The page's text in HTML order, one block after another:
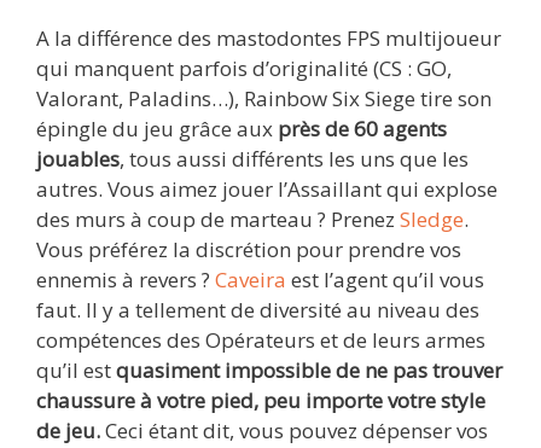
A la différence des mastodontes FPS multijoueur
qui manquent parfois d’originalité (CS : GO,
Valorant, Paladins…), Rainbow Six Siege tire son
épingle du jeu grâce aux près de 60 agents
jouables, tous aussi différents les uns que les
autres. Vous aimez jouer l’Assaillant qui explose
des murs à coup de marteau ? Prenez Sledge.
Vous préférez la discrétion pour prendre vos
ennemis à revers ? Caveira est l’agent qu’il vous
faut. Il y a tellement de diversité au niveau des
compétences des Opérateurs et de leurs armes
qu’il estquasiment impossible de ne pas trouver
chaussure à votre pied, peu importe votre style
de jeu.Ceci étant dit, vous pouvez dépenser vos